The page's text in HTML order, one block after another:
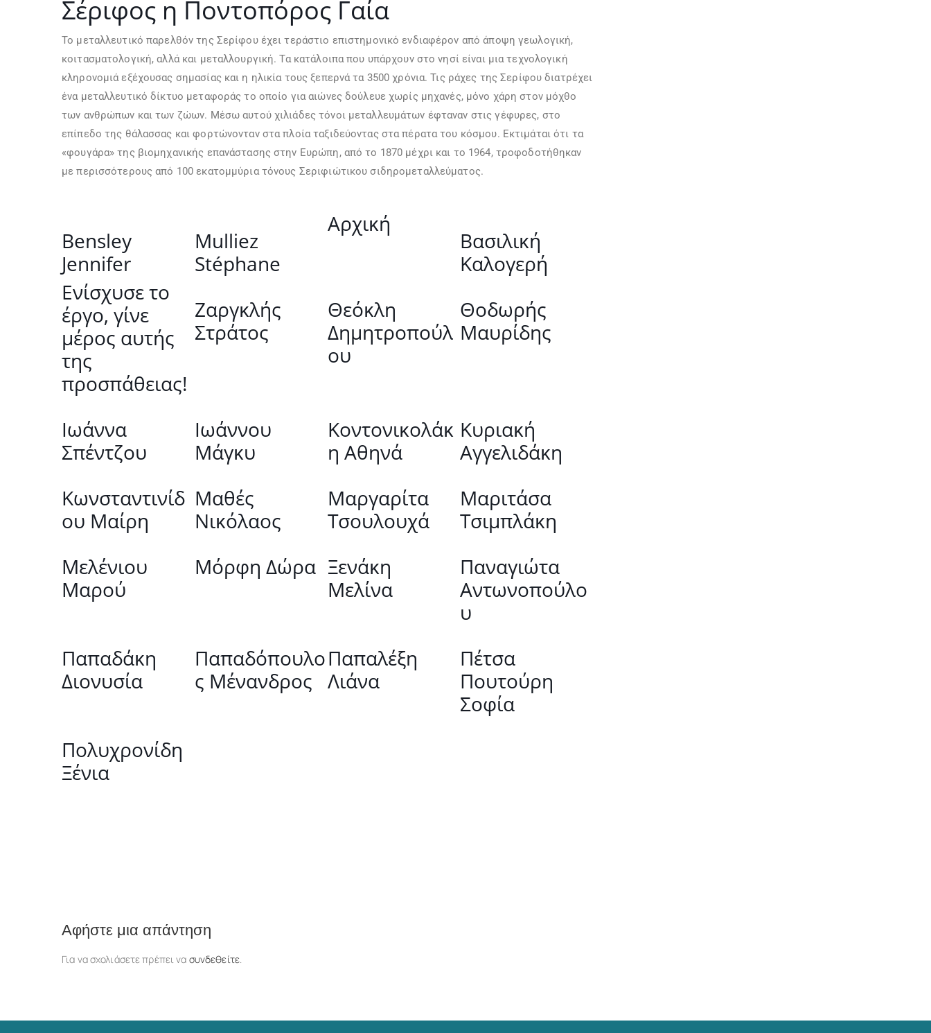
Σέριφος η Ποντοπόρος Γαία
Το μεταλλευτικό παρελθόν της Σερίφου έχει τεράστιο επιστημονικό ενδιαφέρον από άποψη γεωλογική,
κοιτασματολογική, αλλά και μεταλλουργική. Τα κατάλοιπα που υπάρχουν στο νησί είναι μια τεχνολογική
κληρονομιά εξέχουσας σημασίας και η ηλικία τους ξεπερνά τα 3500 χρόνια. Τις ράχες της Σερίφου διατρέχει
ένα μεταλλευτικό δίκτυο μεταφοράς το οποίο για αιώνες δούλευε χωρίς μηχανές, μόνο χάρη στον μόχθο
των ανθρώπων και των ζώων. Μέσω αυτού χιλιάδες τόνοι μεταλλευμάτων έφταναν στις γέφυρες, στο
επίπεδο της θάλασσας και φορτώνονταν στα πλοία ταξιδεύοντας στα πέρατα του κόσμου. Εκτιμάται ότι τα
«φουγάρα» της βιομηχανικής επανάστασης στην Ευρώπη, από το 1870 μέχρι και το 1964, τροφοδοτήθηκαν
με περισσότερους από 100 εκατομμύρια τόνους Σεριφιώτικου σιδηρομεταλλεύματος.
Bensley
Jennifer
Mulliez
Stéphane
Αρχική
Βασιλική
Καλογερή
Ενίσχυσε το
έργο, γίνε
μέρος αυτής
της
προσπάθειας!
Ζαργκλής
Στράτος
Θεόκλη
Δημητροπούλ
ου
Θοδωρής
Μαυρίδης
Ιωάννα
Σπέντζου
Ιωάννου
Μάγκυ
Κοντονικολάκ
η Αθηνά
Κυριακή
Αγγελιδάκη
Κωνσταντινίδ
ου Μαίρη
Μαθές
Νικόλαος
Μαργαρίτα
Τσουλουχά
Μαριτάσα
Τσιμπλάκη
Μελένιου
Μαρού
Μόρφη Δώρα Ξενάκη
Μελίνα
Παναγιώτα
Αντωνοπούλο
υ
Παπαδάκη
Διονυσία
Παπαδόπουλο
ς Μένανδρος
Παπαλέξη
Λιάνα
Πέτσα
Πουτούρη
Σοφία
Πολυχρονίδη
Ξένια
Αφήστε μια απάντηση
Για να σχολιάσετε πρέπει να συνδεθείτε.